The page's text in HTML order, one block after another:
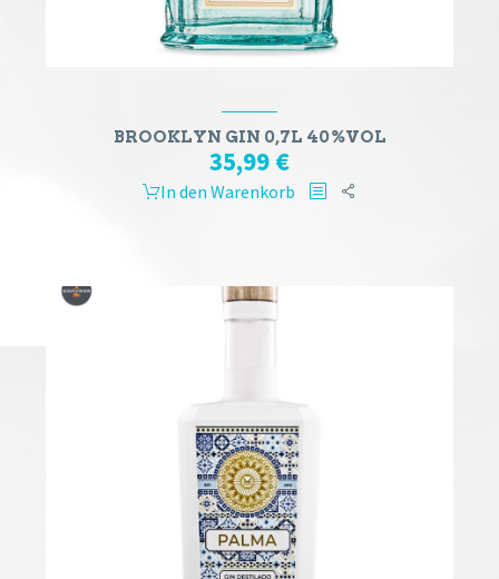
BROOKLYN GIN 0,7L 40%VOL
35,99 €
In den Warenkorb